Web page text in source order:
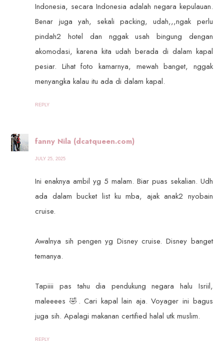
Indonesia, secara Indonesia adalah negara kepulauan.
Benar juga yah, sekali packing, udah,,,ngak perlu
pindah2 hotel dan nggak usah bingung dengan
akomodasi, karena kita udah berada di dalam kapal
pesiar. Lihat foto kamarnya, mewah banget, nggak
menyangka kalau itu ada di dalam kapal.
REPLY
fanny Nila (dcatqueen.com)
JULY 25, 2025
Ini enaknya ambil yg 5 malam. Biar puas sekalian. Udh
ada dalam bucket list ku mba, ajak anak2 nyobain
cruise.
Awalnya sih pengen yg Disney cruise. Disney banget
temanya.
Tapiiii pas tahu dia pendukung negara halu Isriil,
maleeees 🤣. Cari kapal lain aja. Voyager ini bagus
juga sih. Apalagi makanan certified halal utk muslim.
REPLY